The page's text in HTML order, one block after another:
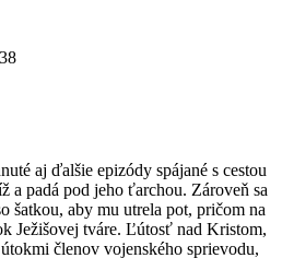
aj ďalšie epizódy spájané s cestou
a padá pod jeho ťarchou. Zároveň sa
šatkou, aby mu utrela pot, pričom na
Ježišovej tváre. Ľútosť nad Kristom,
členov vojenského sprievodu,